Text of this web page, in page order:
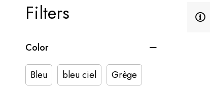
Filters
Color
Bleu bleu ciel
Grège